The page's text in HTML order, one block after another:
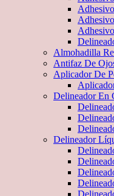
Almohadilla
Antifaz De
Aplicador De
Delineador En
Delineador